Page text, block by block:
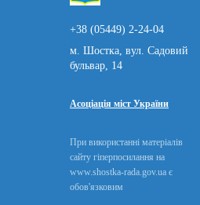
+38 (05449) 2-24-04
м. Шостка, вул. Садовий
бульвар, 14
Асоціація міст України
При використанні матеріалів
сайту гіперпосилання на
www.shostka-rada.gov.ua є
обов'язковим